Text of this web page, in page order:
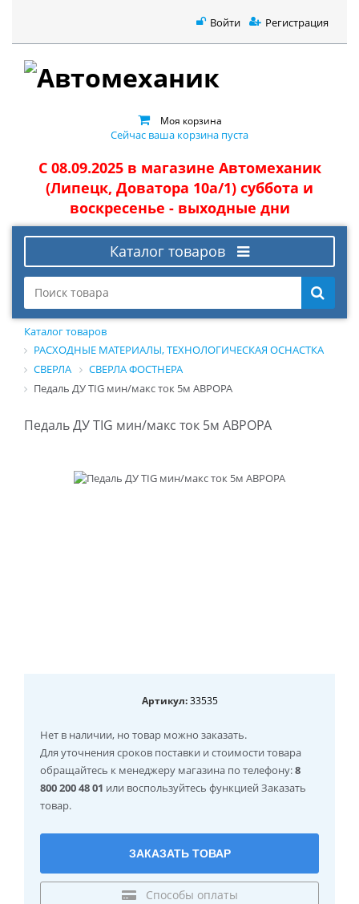
Войти Регистрация
Моя корзина
Сейчас ваша корзина пуста
С 08.09.2025 в магазине Автомеханик
(Липецк, Доватора 10а/1) суббота и
воскресенье - выходные дни
Каталог товаров
Каталог товаров
РАСХОДНЫЕ МАТЕРИАЛЫ, ТЕХНОЛОГИЧЕСКАЯ ОСНАСТКА
СВЕРЛА
СВЕРЛА ФОСТНЕРА
Педаль ДУ TIG мин/макс ток 5м АВРОРА
Педаль ДУ TIG мин/макс ток 5м АВРОРА
Артикул:33535
Нет в наличии, но товар можно заказать.
Для уточнения сроков поставки и стоимости товара
обращайтесь к менеджеру магазина по телефону:8
800 200 48 01 или воспользуйтесь функцией Заказать
товар.
ЗАКАЗАТЬ ТОВАР
Способы оплаты